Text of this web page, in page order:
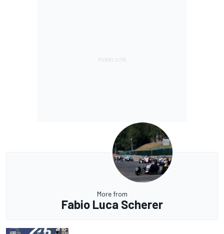
More from
Fabio Luca Scherer